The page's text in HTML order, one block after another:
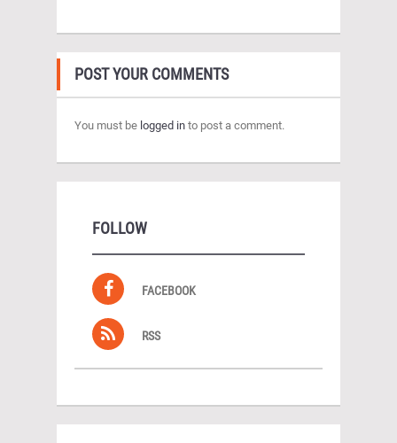
POST YOUR COMMENTS
You must be logged in to post a comment.
FOLLOW
FACEBOOK
RSS